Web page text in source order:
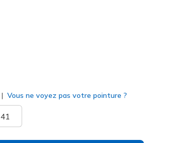
Vous ne voyez pas votre pointure ?
41